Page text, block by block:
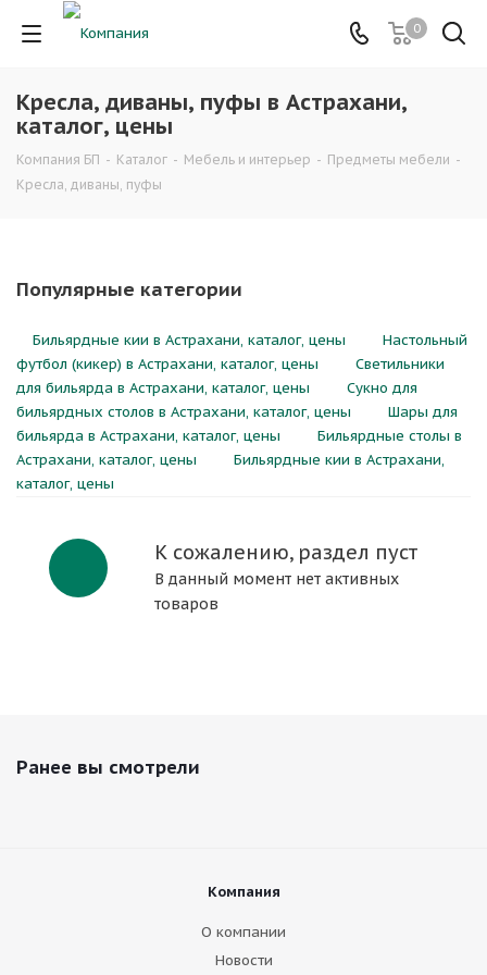
0
Кресла, диваны, пуфы в Астрахани,
каталог, цены
Компания БП - Каталог - Мебель и интерьер - Предметы мебели -
Кресла, диваны, пуфы
Популярные категории
Бильярдные кии в Астрахани, каталог, цены
Настольный
футбол (кикер) в Астрахани, каталог, цены
Светильники
для бильярда в Астрахани, каталог, цены
Сукно для
бильярдных столов в Астрахани, каталог, цены
Шары для
бильярда в Астрахани, каталог, цены
Бильярдные столы в
Астрахани, каталог, цены
Бильярдные кии в Астрахани,
каталог, цены
К сожалению, раздел пуст
В данный момент нет активных
товаров
Ранее вы смотрели
Компания
О компании
Новости